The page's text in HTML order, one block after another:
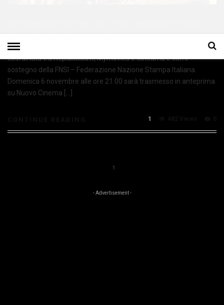
Trump – The Nazi Hustle, uscirà in concomitanza con le elezioni
presidenziali americane grazie a una strategia distributiva
coordinata tra Repubblica.it, Mymovies e Cineama e con il
sostegno della FNSI – Federazione Nazione Stampa Italiana.
Domenica 6 novembre alle ore 21.00 sarà trasmesso in anteprima
su Nuovo Cinema […]
1
1
- Advertisement -